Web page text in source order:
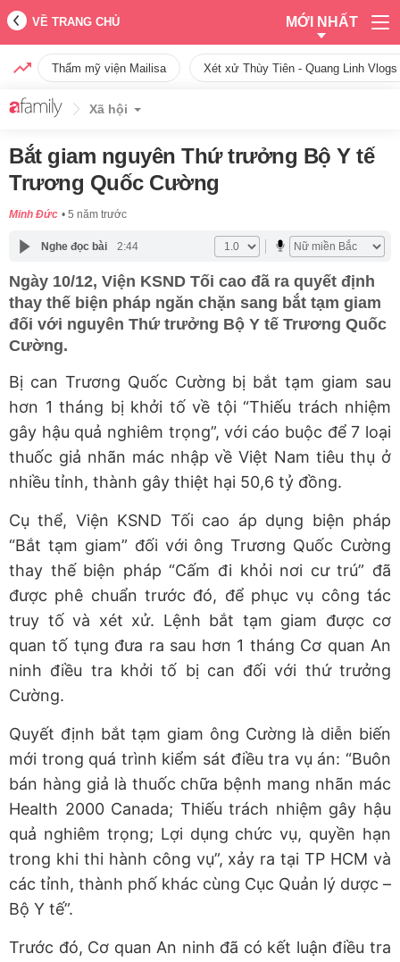
VỀ TRANG CHỦ MỚI NHẤT
Thẩm mỹ viện Mailisa Xét xử Thùy Tiên - Quang Linh
Xã hội
Bắt giam nguyên Thứ trưởng Bộ Y tế
Trương Quốc Cường
Minh Đức 5 năm trước
Nghe đọc bài 2:44
Ngày 10/12, Viện KSND Tối cao đã ra quyết định
thay thế biện pháp ngăn chặn sang bắt tạm giam
đối với nguyên Thứ trưởng Bộ Y tế Trương Quốc
Cường.
Bị can Trương Quốc Cường bị bắt tạm giam sau
hơn 1 tháng bị khởi tố về tội “Thiếu trách nhiệm
gây hậu quả nghiêm trọng”, với cáo buộc để 7 loại
thuốc giả nhãn mác nhập về Việt Nam tiêu thụ ở
nhiều tỉnh, thành gây thiệt hại 50,6 tỷ đồng.
Cụ thể, Viện KSND Tối cao áp dụng biện pháp
“Bắt tạm giam” đối với ông Trương Quốc Cường
thay thế biện pháp “Cấm đi khỏi nơi cư trú” đã
được phê chuẩn trước đó, để phục vụ công tác
truy tố và xét xử. Lệnh bắt tạm giam được cơ
quan tố tụng đưa ra sau hơn 1 tháng Cơ quan An
ninh điều tra khởi tố bị can đối với thứ trưởng
Cường.
Quyết định bắt tạm giam ông Cường là diễn biến
mới trong quá trình kiểm sát điều tra vụ án: “Buôn
bán hàng giả là thuốc chữa bệnh mang nhãn mác
Health 2000 Canada; Thiếu trách nhiệm gây hậu
quả nghiêm trọng; Lợi dụng chức vụ, quyền hạn
trong khi thi hành công vụ”, xảy ra tại TP HCM và
các tỉnh, thành phố khác cùng Cục Quản lý dược –
Bộ Y tế”.
Trước đó, Cơ quan An ninh đã có kết luận điều tra